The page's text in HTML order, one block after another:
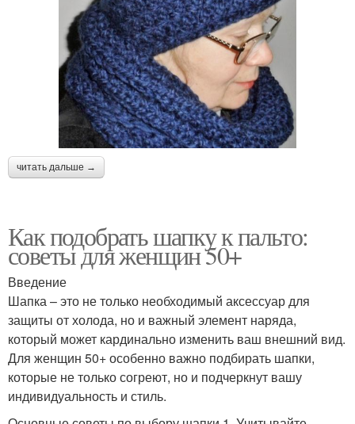
читать дальше →
Как подобрать шапку к пальто:
советы для женщин 50+
Введение
Шапка – это не только необходимый аксессуар для
защиты от холода, но и важный элемент наряда,
который может кардинально изменить ваш внешний вид.
Для женщин 50+ особенно важно подбирать шапки,
которые не только согреют, но и подчеркнут вашу
индивидуальность и стиль.